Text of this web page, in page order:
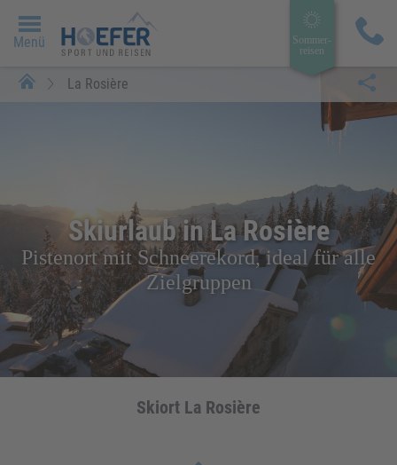
Menü
Sommer­
reisen
La Rosière
Skiurlaub in La Rosière
Pistenort mit Schneerekord, ideal für alle
Zielgruppen
Skiort La Rosière